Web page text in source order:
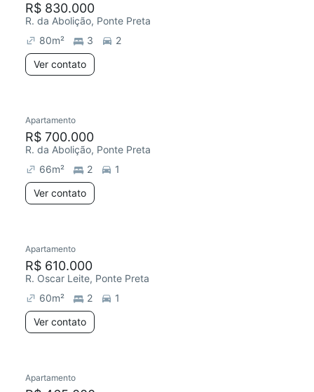
R$ 830.000
R. da Abolição, Ponte Preta
80m² 3
2
Ver contato
Apartamento
R$ 700.000
R. da Abolição, Ponte Preta
66m² 2
1
Ver contato
Apartamento
R$ 610.000
R. Oscar Leite, Ponte Preta
60m² 2
1
Ver contato
Apartamento